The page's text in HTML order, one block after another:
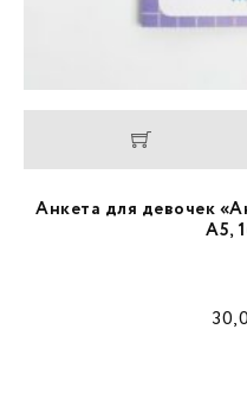
Анкета для девочек
А5,